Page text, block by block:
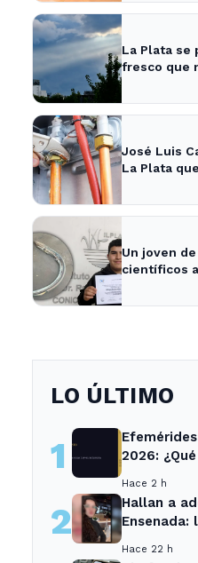
La Plata se
fresco que
José Luis
La Plata
Un joven
científicos
LO ÚLTIMO
1
2026:
Hace 2 h
2
Hallan a
Ensenada:
Hace 22 h